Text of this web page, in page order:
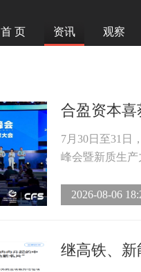
首 页 资讯 观察
合盈资本喜
7月30日至31日
峰会暨新质生
2026-08-06
继高铁、